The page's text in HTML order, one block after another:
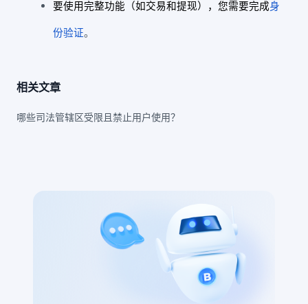
要使用完整功能（如交易和提现），您需要完成身
份验证。
相关文章
哪些司法管辖区受限且禁止用户使用？